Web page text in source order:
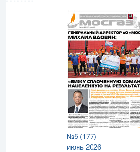
№5 (177)
июнь 2026